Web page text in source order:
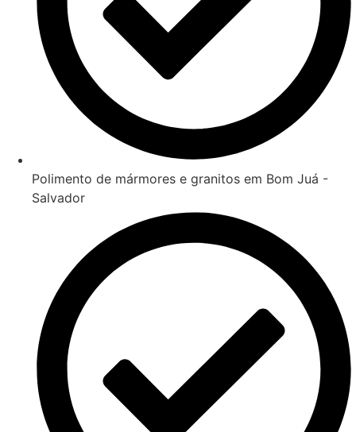
Polimento de mármores e granitos em Bom Juá -
Salvador